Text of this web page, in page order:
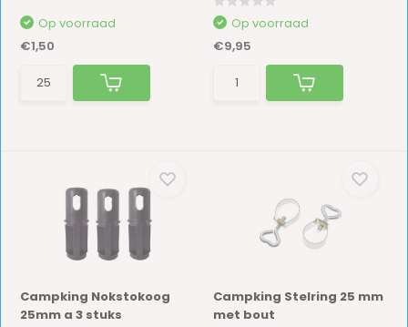
Op voorraad
€1,50
Op voorraad
€9,95
Campking Nokstokoog
25mm a 3 stuks
Campking Stelring 25 mm
met bout